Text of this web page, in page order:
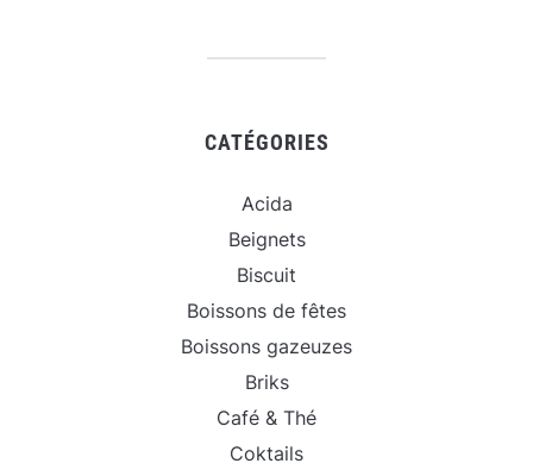
CATÉGORIES
Acida
Beignets
Biscuit
Boissons de fêtes
Boissons gazeuzes
Briks
Café & Thé
Coktails